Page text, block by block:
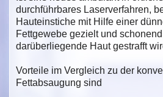
durchführbares Laserverfahren,
Hauteinstiche mit Hilfe einer
Fettgewebe gezielt und
darüberliegende Haut gestrafft
Vorteile im Vergleich zu der
Fettabsaugung sind